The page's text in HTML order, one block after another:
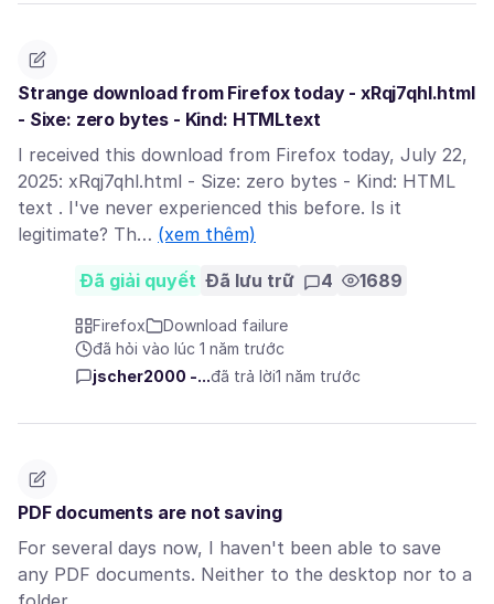
Strange download from Firefox today - xRqj7qhl.html
- Sixe: zero bytes - Kind: HTMLtext
I received this download from Firefox today, July 22,
2025: xRqj7qhl.html - Size: zero bytes - Kind: HTML
text . I've never experienced this before. Is it
legitimate? Th… (xem thêm)
Đã giải quyết Đã lưu trữ 4 1689
Firefox
Download failure
đã hỏi vào lúc 1 năm trước
jscher2000 -...đã trả lời1 năm trước
PDF documents are not saving
For several days now, I haven't been able to save
any PDF documents. Neither to the desktop nor to a